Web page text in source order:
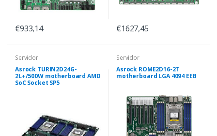
€933,14 €1627,45
Servidor
Asrock TURIN2D24G-
2L+/500W motherboard AMD
SoC Socket SP5
Servidor
Asrock ROME2D16-2T
motherboard LGA 4094 EEB